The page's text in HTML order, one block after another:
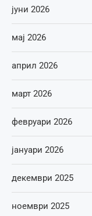
јуни 2026
мај 2026
април 2026
март 2026
февруари 2026
јануари 2026
декември 2025
ноември 2025